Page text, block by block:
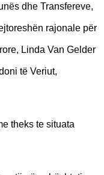
dhe Transfereve,
rajonale për
Linda Van Gelder
të Veriut,
theks te situata